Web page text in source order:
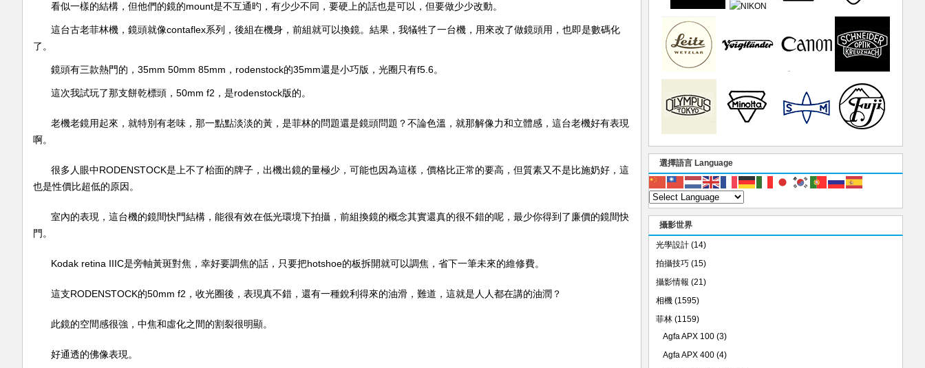
看似一樣的結構，但他們的鏡的mount是不互通旳，有少少不同，要硬上的話也是可以，但要做少少改動。
這台古老菲林機，鏡頭就像contaflex系列，後組在機身，前組就可以換鏡。結果，我犠牲了一台機，用來改了做鏡頭用，也即是數碼化
了。
鏡頭有三款熱門的，35mm 50mm 85mm，rodenstock的35mm還是小巧版，光圈只有f5.6。
這次我試玩了那支餅乾標頭，50mm f2，是rodenstock版的。
老機老鏡用起來，就特別有老味，那一點點淡淡的黃，是菲林的問題還是鏡頭問題？不論色溫，就那解像力和立體感，這台老機好有表現
啊。
很多人眼中RODENSTOCK是上不了枱面的牌子，出機出鏡的量極少，可能也因為這樣，價格比正常的要高，但質素又不是比施奶好，這
也是性價比超低的原因。
室內的表現，這台機的鏡間快門結構，能很有效在低光環境下拍攝，前組換鏡的概念其實還真的很不錯的呢，最少你得到了廉價的鏡間快
門。
Kodak retina IIIC是旁軸黃斑對焦，幸好要調焦的話，只要把hotshoe的板拆開就可以調焦，省下一筆未來的維修費。
這支RODENSTOCK的50mm f2，收光圈後，表現真不錯，還有一種銳利得來的油滑，難道，這就是人人都在講的油潤？
此鏡的空間感很強，中焦和虛化之間的割裂很明顯。
好通透的佛像表現。
選擇語言 Language
攝影世界
光學設計 (14)
拍攝技巧 (15)
攝影情報 (21)
相機 (1595)
菲林 (1159)
Agfa APX 100 (3)
Agfa APX 400 (4)